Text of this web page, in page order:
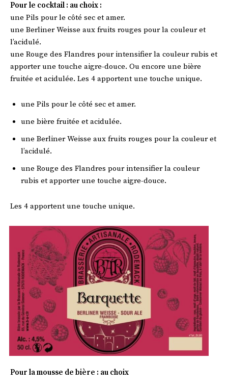
Pour le cocktail : au choix :
une Pils pour le côté sec et amer.
une Berliner Weisse aux fruits rouges pour la couleur et
l’acidulé.
une Rouge des Flandres pour intensifier la couleur rubis et
apporter une touche aigre-douce. Ou encore une bière
fruitée et acidulée. Les 4 apportent une touche unique.
une Pils pour le côté sec et amer.
une bière fruitée et acidulée.
une Berliner Weisse aux fruits rouges pour la couleur et
l’acidulé.
une Rouge des Flandres pour intensifier la couleur
rubis et apporter une touche aigre-douce.
Les 4 apportent une touche unique.
Pour la mousse de bière : au choix